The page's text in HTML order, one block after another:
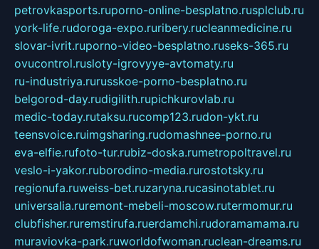
petrovkasports.ruporno-online-besplatno.rusplclub.ru
york-life.rudoroga-expo.ruribery.rucleanmedicine.ru
slovar-ivrit.ruporno-video-besplatno.ruseks-365.ru
ovucontrol.rusloty-igrovyye-avtomaty.ru
ru-industriya.rurusskoe-porno-besplatno.ru
belgorod-day.rudigilith.rupichkurovlab.ru
medic-today.rutaksu.rucomp123.rudon-ykt.ru
teensvoice.ruimgsharing.rudomashnee-porno.ru
eva-elfie.rufoto-tur.rubiz-doska.rumetropoltravel.ru
veslo-i-yakor.ruborodino-media.rurostotsky.ru
regionufa.ruweiss-bet.ruzaryna.rucasinotablet.ru
universalia.ruremont-mebeli-moscow.rutermomur.ru
clubfisher.ruremstirufa.ruerdamchi.rudoramamama.ru
muraviovka-park.ruworldofwoman.ruclean-dreams.ru